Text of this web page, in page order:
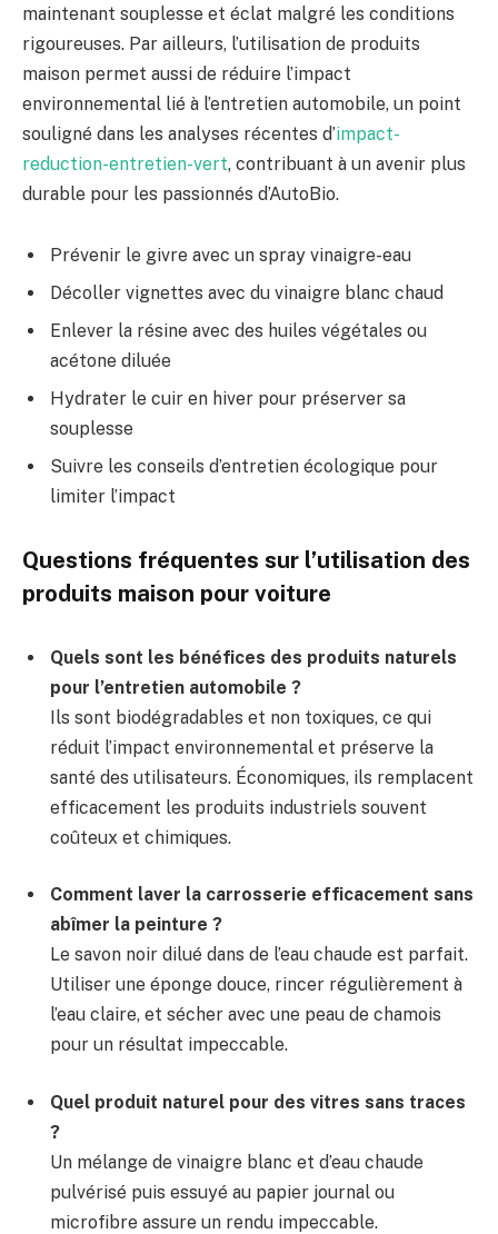
maintenant souplesse et éclat malgré les conditions
rigoureuses. Par ailleurs, l’utilisation de produits
maison permet aussi de réduire l’impact
environnemental lié à l’entretien automobile, un point
souligné dans les analyses récentes d’impact-
reduction-entretien-vert, contribuant à un avenir plus
durable pour les passionnés d’AutoBio.
Prévenir le givre avec un spray vinaigre-eau
Décoller vignettes avec du vinaigre blanc chaud
Enlever la résine avec des huiles végétales ou
acétone diluée
Hydrater le cuir en hiver pour préserver sa
souplesse
Suivre les conseils d’entretien écologique pour
limiter l’impact
Questions fréquentes sur l’utilisation des
produits maison pour voiture
Quels sont les bénéfices des produits naturels
pour l’entretien automobile ?
Ils sont biodégradables et non toxiques, ce qui
réduit l’impact environnemental et préserve la
santé des utilisateurs. Économiques, ils remplacent
efficacement les produits industriels souvent
coûteux et chimiques.
Comment laver la carrosserie efficacement sans
abîmer la peinture ?
Le savon noir dilué dans de l’eau chaude est parfait.
Utiliser une éponge douce, rincer régulièrement à
l’eau claire, et sécher avec une peau de chamois
pour un résultat impeccable.
Quel produit naturel pour des vitres sans traces
?
Un mélange de vinaigre blanc et d’eau chaude
pulvérisé puis essuyé au papier journal ou
microfibre assure un rendu impeccable.